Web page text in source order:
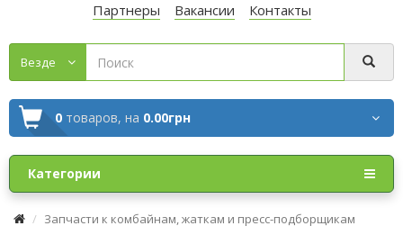
Партнеры
Вакансии Контакты
Везде
0 товаров, на 0.00грн
Категории
Запчасти к комбайнам, жаткам и пресс-подборщикам